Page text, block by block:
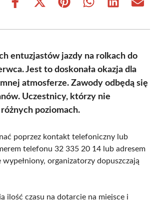
Share
Share
(Twitter)
Share Share Share Share
entuzjastów jazdy na rolkach do
Jest to doskonała okazja dla
atmosferze. Zawody odbędą się
Uczestnicy, którzy nie
poziomach.
poprzez kontakt telefoniczny lub
telefonu 32 335 20 14 lub adresem
organizatorzy dopuszczają
ilość czasu na dotarcie na miejsce i